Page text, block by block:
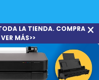
LA TIENDA. COMPRA
MÁS>>